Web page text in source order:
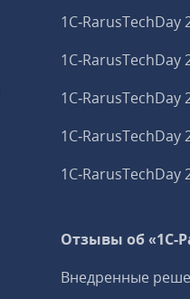
1C‑RarusTechDay
1C‑RarusTechDay
1C‑RarusTechDay
1C‑RarusTechDay
1C‑RarusTechDay
Отзывы об «1С-
Внедренные